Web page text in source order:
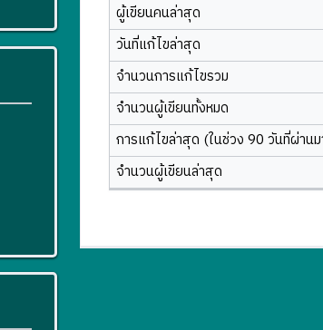
ผู้เขียนคนล่าสุด
วันที่แก้ไขล่าสุด
จำนวนการแก้ไขรวม
จำนวนผู้เขียนทั้งหมด
การแก้ไขล่าสุด (ในช่วง 90 วันที่ผ่าน
จำนวนผู้เขียนล่าสุด